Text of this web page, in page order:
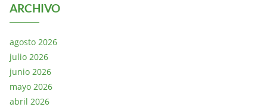
ARCHIVO
agosto 2026
julio 2026
junio 2026
mayo 2026
abril 2026